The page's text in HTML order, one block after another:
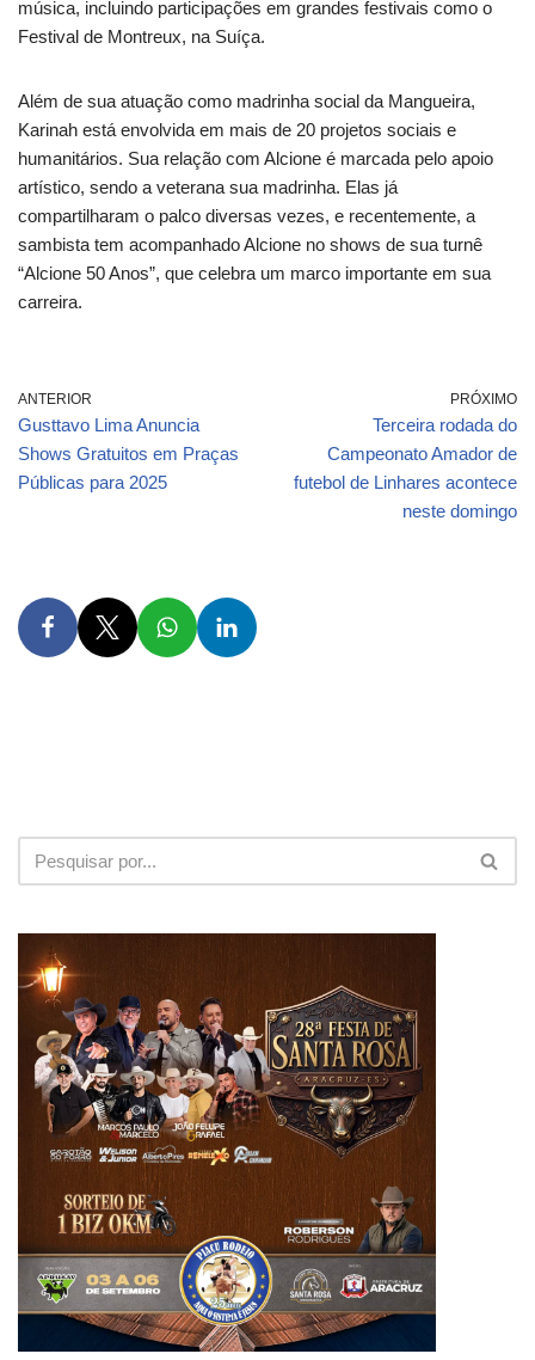
música, incluindo participações em grandes festivais como o
Festival de Montreux, na Suíça.
Além de sua atuação como madrinha social da Mangueira,
Karinah está envolvida em mais de 20 projetos sociais e
humanitários. Sua relação com Alcione é marcada pelo apoio
artístico, sendo a veterana sua madrinha. Elas já
compartilharam o palco diversas vezes, e recentemente, a
sambista tem acompanhado Alcione no shows de sua turnê
“Alcione 50 Anos”, que celebra um marco importante em sua
carreira.
ANTERIOR
Gusttavo Lima Anuncia
Shows Gratuitos em Praças
Públicas para 2025
PRÓXIMO
Terceira rodada do
Campeonato Amador de
futebol de Linhares acontece
neste domingo